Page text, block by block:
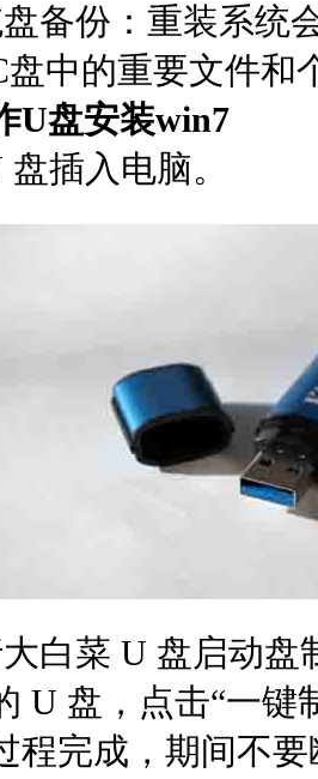
备份：重装系统
盘中的重要文件和
U盘安装win7
插入电脑。
白菜 U 盘启动
U 盘，点击“一键
程完成，期间不